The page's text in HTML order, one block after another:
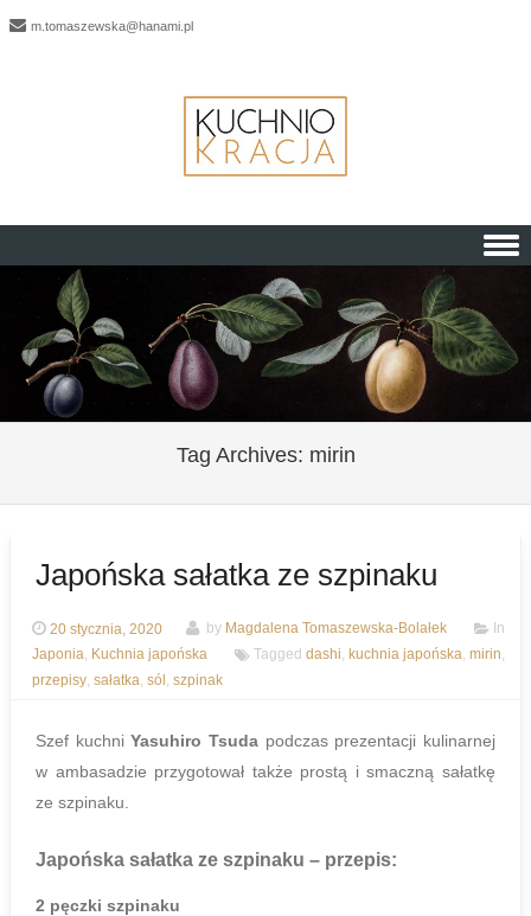
m.tomaszewska@hanami.pl
Skip to content
Tag Archives: mirin
Japońska sałatka ze szpinaku
20 stycznia, 2020 by Magdalena Tomaszewska-Bolałek
In
Japonia, Kuchnia japońska Tagged dashi, kuchnia japońska, mirin,
przepisy, sałatka, sól , szpinak
Szef kuchniYasuhiro Tsuda podczas prezentacji kulinarnej
w ambasadzie przygotował także prostą i smaczną sałatkę
ze szpinaku.
Japońska sałatka ze szpinaku – przepis:
2 pęczki szpinaku